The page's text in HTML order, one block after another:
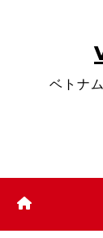
キ
プ
ベトナ